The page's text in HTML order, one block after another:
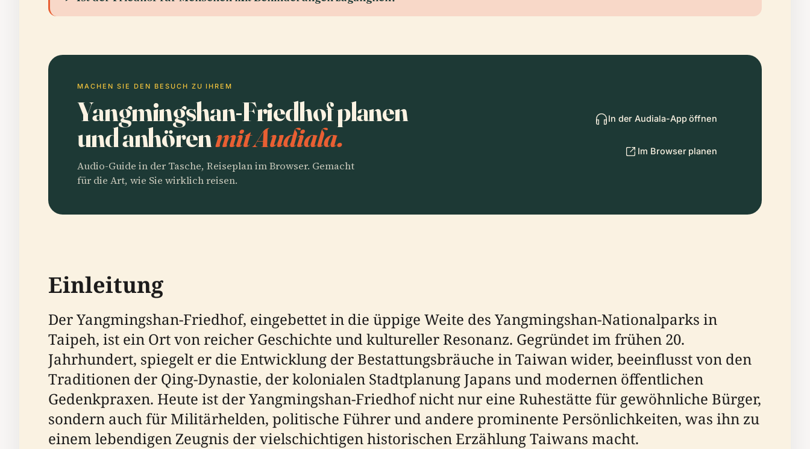
MACHEN SIE DEN BESUCH ZU IHREM
Yangmingshan-Friedhof planen
und anhörenmit Audiala.
Audio-Guide in der Tasche, Reiseplan im Browser. Gemacht
für die Art, wie Sie wirklich reisen.
In der Audiala-App öffnen
Im Browser planen
Einleitung
Der Yangmingshan-Friedhof, eingebettet in die üppige Weite des Yangmingshan-Nationalparks in
Taipeh, ist ein Ort von reicher Geschichte und kultureller Resonanz. Gegründet im frühen 20.
Jahrhundert, spiegelt er die Entwicklung der Bestattungsbräuche in Taiwan wider, beeinflusst von den
Traditionen der Qing-Dynastie, der kolonialen Stadtplanung Japans und modernen öffentlichen
Gedenkpraxen. Heute ist der Yangmingshan-Friedhof nicht nur eine Ruhestätte für gewöhnliche Bürger,
sondern auch für Militärhelden, politische Führer und andere prominente Persönlichkeiten, was ihn zu
einem lebendigen Zeugnis der vielschichtigen historischen Erzählung Taiwans macht.